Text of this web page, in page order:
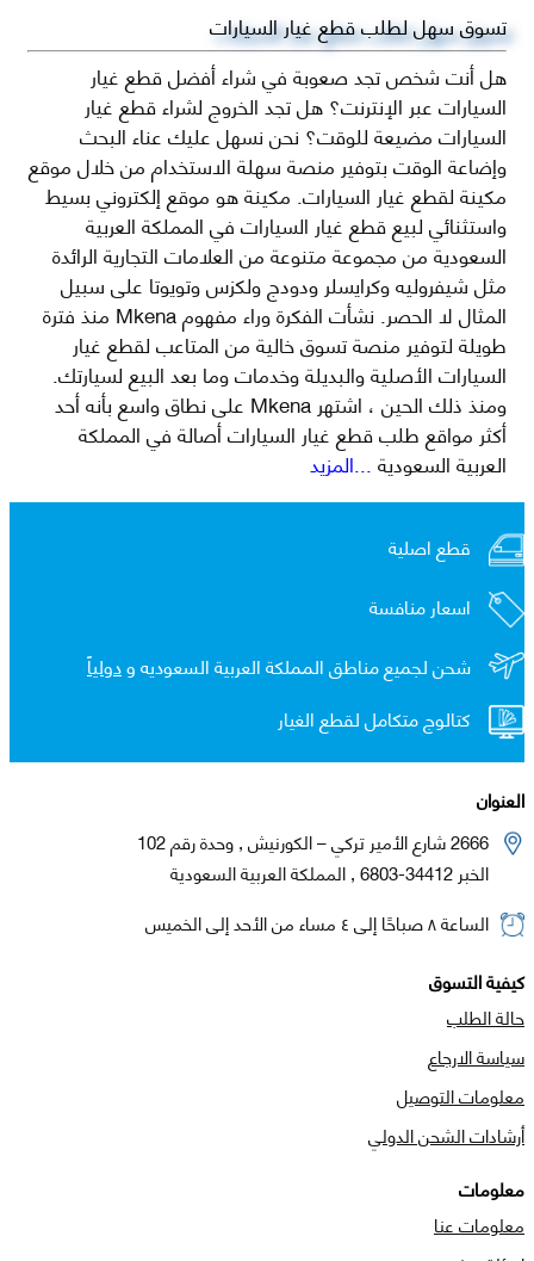
تسوق سهل لطلب قطع غيار السيارات
هل أنت شخص تجد صعوبة في شراء أفضل قطع غيار
السيارات عبر الإنترنت؟ هل تجد الخروج لشراء قطع غيار
السيارات مضيعة للوقت؟ نحن نسهل عليك عناء البحث
وإضاعة الوقت بتوفير منصة سهلة الاستخدام من خلال موقع
مكينة لقطع غيار السيارات. مكينة هو موقع إلكتروني بسيط
واستثنائي لبيع قطع غيار السيارات في المملكة العربية
السعودية من مجموعة متنوعة من العلامات التجارية الرائدة
مثل شيفروليه وكرايسلر ودودج ولكزس وتويوتا على سبيل
المثال لا الحصر. نشأت الفكرة وراء مفهوم Mkena منذ فترة
طويلة لتوفير منصة تسوق خالية من المتاعب لقطع غيار
السيارات الأصلية والبديلة وخدمات وما بعد البيع لسيارتك.
ومنذ ذلك الحين ، اشتهر Mkena على نطاق واسع بأنه أحد
أكثر مواقع طلب قطع غيار السيارات أصالة في المملكة
العربية السعودية...المزيد
قطع اصلية
اسعار منافسة
شحن لجميع مناطق المملكة العربية السعوديه ودولياً
كتالوج متكامل لقطع الغيار
العنوان
2666 شارع الأمير تركي – الكورنيش , وحدة رقم 102
الخبر 34412-6803 , المملكة العربية السعودية
الساعة ٨ صباحًا إلى ٤ مساء من الأحد إلى الخميس
كيفية التسوق
حالة الطلب
سياسة الارجاع
معلومات التوصيل
أرشادات الشحن الدولي
معلومات
معلومات عنا